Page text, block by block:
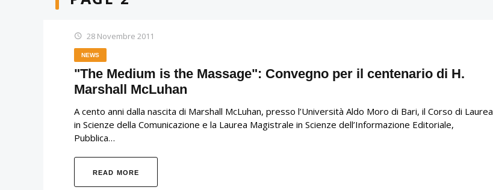
28 Novembre 2011
NEWS
"The Medium is the Massage": Convegno per il centenario di H.
Marshall McLuhan
A cento anni dalla nascita di Marshall McLuhan, presso l’Università Aldo Moro di Bari, il Corso di Laurea
in Scienze della Comunicazione e la Laurea Magistrale in Scienze dell’Informazione Editoriale,
Pubblica…
READ MORE